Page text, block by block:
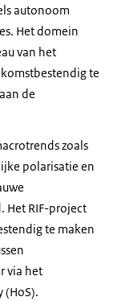
autonoom
Het domein
van het
te
de
zoals
polarisatie en
Het RIF-project
te maken
via het
(HoS).